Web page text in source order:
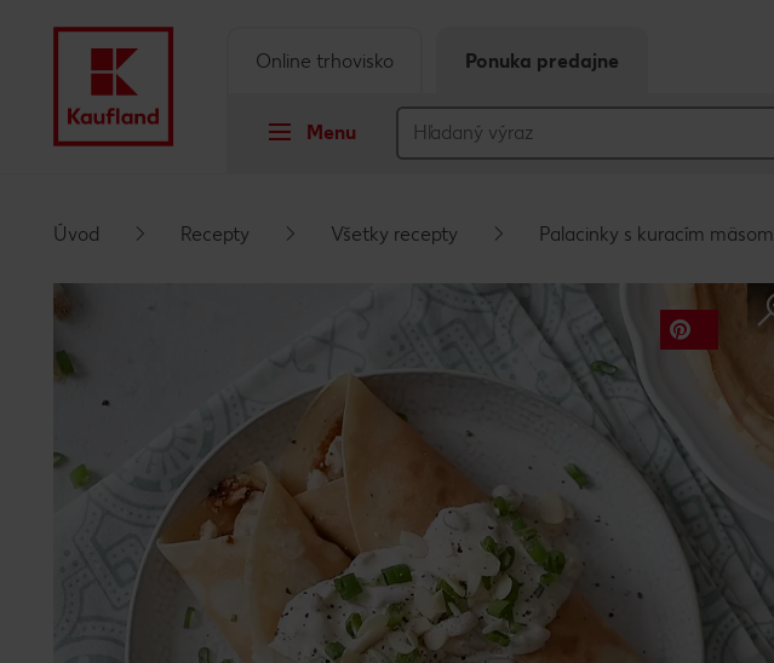
Vyskakovací bočný panel
Menu
Online trhovisko Ponuka predajne
Úvod Recepty Všetky recepty Palacinky s kuracím mäsom